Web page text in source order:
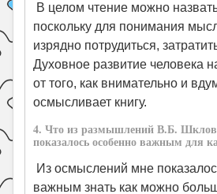
В целом чтение можно
поскольку для понимания
изрядно потрудиться,
Духовное развитие человека
от того, как внимательно и
осмысливает книгу.
4. Что из размышлений В.Б.
показалось особенно важным для
Из осмыслений мне
важным знать как можно